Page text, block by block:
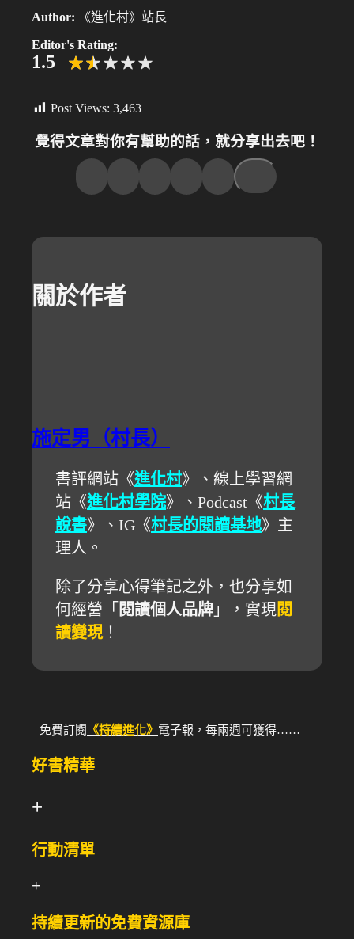
Author: 《進化村》站長
Editor's Rating:
1.5
Post Views: 3,463
覺得文章對你有幫助的話，就分享出去吧！
關於作者
施定男（村長）
書評網站《進化村》、線上學習網
站《進化村學院》、Podcast《村長
說書》、IG《村長的閱讀基地》主
理人。
除了分享心得筆記之外，也分享如
何經營「 閱讀個人品牌 」，實現閱
讀變現！
免費訂閱 《持續進化》 電子報，每兩週可獲得……
好書精華
+
行動清單
+
持續更新的免費資源庫